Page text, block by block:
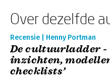
Over dezelfde
Recensie | Henny Portman
De cultuurladder -
inzichten,
checklists’